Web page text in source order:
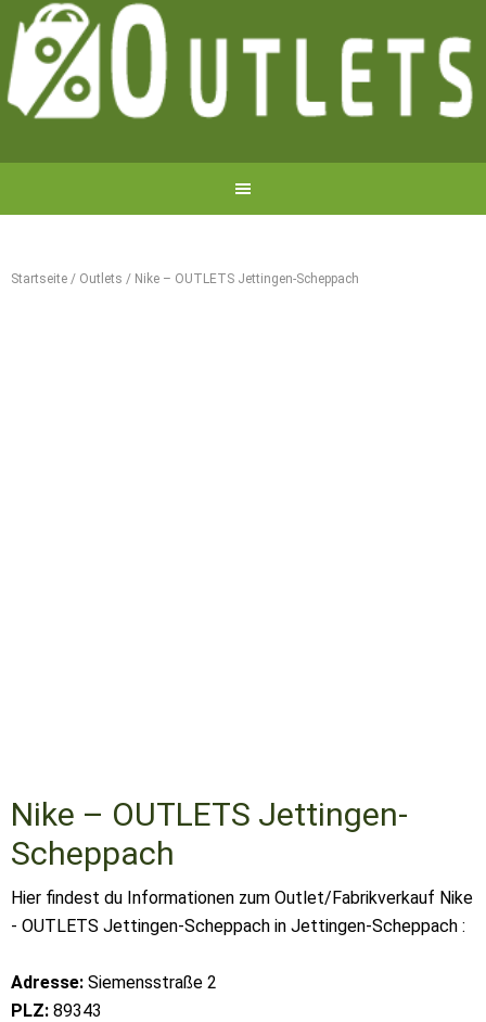
Startseite / Outlets / Nike – OUTLETS Jettingen-Scheppach
Nike – OUTLETS Jettingen-
Scheppach
Hier findest du Informationen zum Outlet/Fabrikverkauf Nike
- OUTLETS Jettingen-Scheppach in Jettingen-Scheppach :
Adresse: Siemensstraße 2
PLZ: 89343